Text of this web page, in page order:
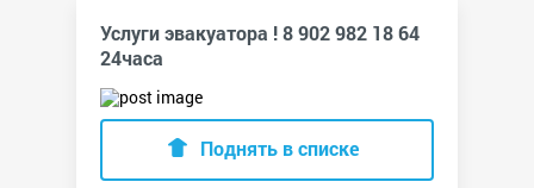
Услуги эвакуатора ! 8 902 982 18 64
24часа
Поднять в списке